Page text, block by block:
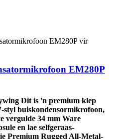
EM280P
Dit is 'n premium klep
styl buiskondensormikrofoon,
vergulde 34 mm Ware
en lae selfgeraas-
Premium Rugged All-Metal-